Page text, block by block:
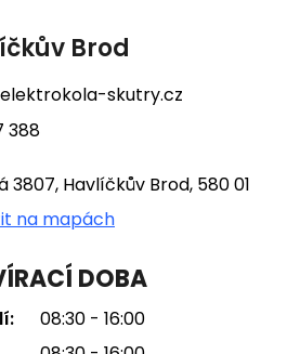
Brod
skutry.cz
388
3807, Havlíčkův Brod, 580 01
na mapách
DOBA
08:30 - 16:00